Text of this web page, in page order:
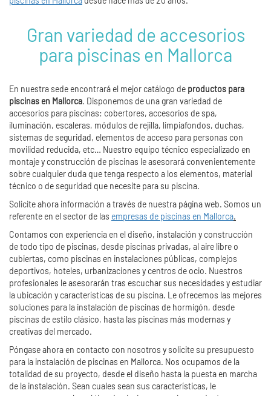
Gran variedad de accesorios
para piscinas en Mallorca
En nuestra sede encontrará el mejor catálogo de productos para
piscinas en Mallorca. Disponemos de una gran variedad de
accesorios para piscinas: cobertores, accesorios de spa,
iluminación, escaleras, módulos de rejilla, limpiafondos, duchas,
sistemas de seguridad, elementos de acceso para personas con
movilidad reducida, etc… Nuestro equipo técnico especializado en
montaje y construcción de piscinas le asesorará convenientemente
sobre cualquier duda que tenga respecto a los elementos, material
técnico o de seguridad que necesite para su piscina.
Solicite ahora información a través de nuestra página web. Somos un
referente en el sector de las empresas de piscinas en Mallorca.
Contamos con experiencia en el diseño, instalación y construcción
de todo tipo de piscinas, desde piscinas privadas, al aire libre o
cubiertas, como piscinas en instalaciones públicas, complejos
deportivos, hoteles, urbanizaciones y centros de ocio. Nuestros
profesionales le asesorarán tras escuchar sus necesidades y estudiar
la ubicación y características de su piscina. Le ofrecemos las mejores
soluciones para la instalación de piscinas de hormigón, desde
piscinas de estilo clásico, hasta las piscinas más modernas y
creativas del mercado.
Póngase ahora en contacto con nosotros y solicite su presupuesto
para la instalación de piscinas en Mallorca. Nos ocupamos de la
totalidad de su proyecto, desde el diseño hasta la puesta en marcha
de la instalación. Sean cuales sean sus características, le